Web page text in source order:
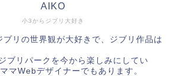
小3からジブリ大好き
AIKO
ブリの世界観が大好きで、ジブリ作品は
ブリパークを今から楽しみにしてい
マWebデザイナーでもあります。